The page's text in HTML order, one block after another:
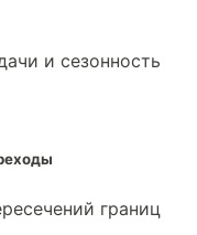
и сезонность
границ